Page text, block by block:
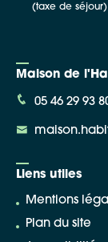
(taxe de séjour)
Maison de
05 46 29 93
Liens utiles
Mentions
Plan du site